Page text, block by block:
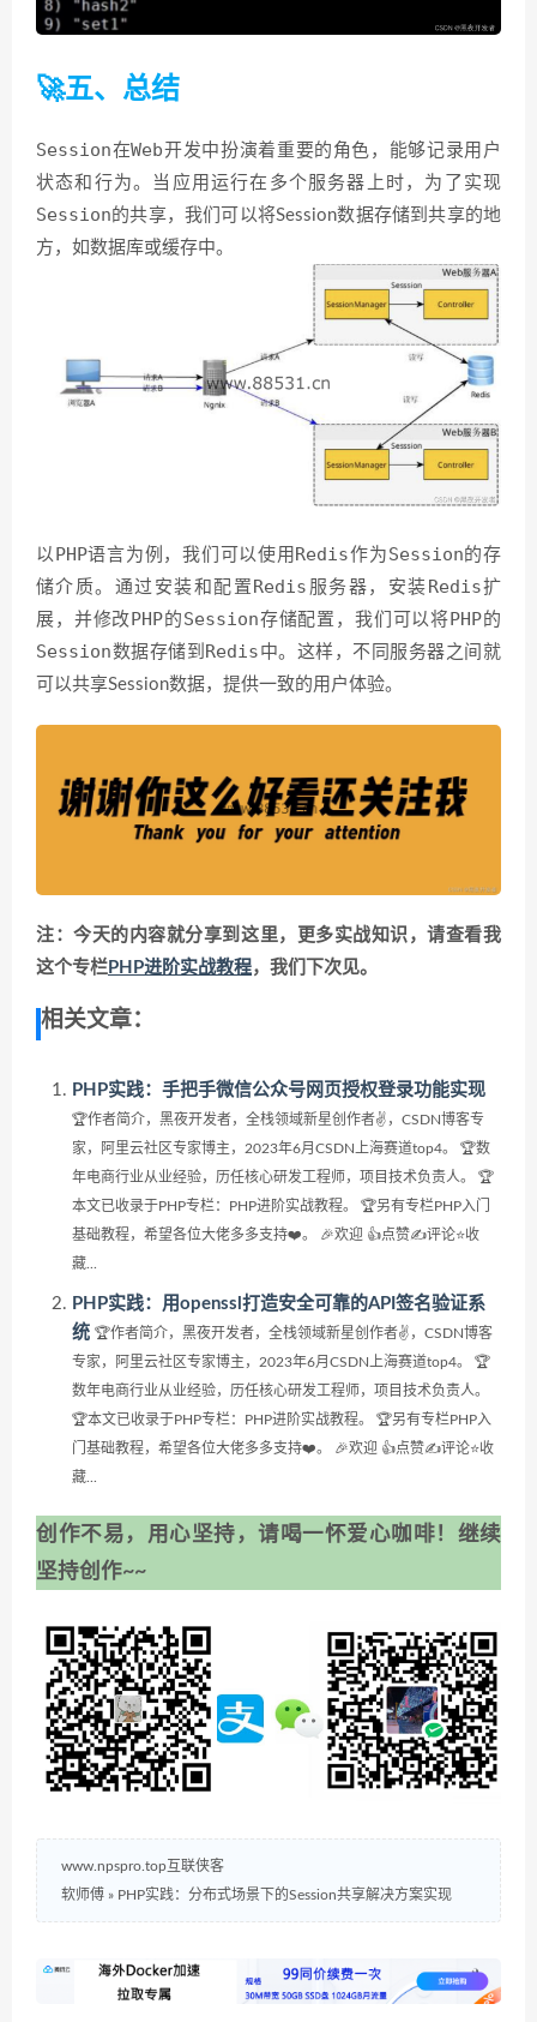
🚀五、总结
Session在Web开发中扮演着重要的角色，能够记录用户
状态和行为。当应用运行在多个服务器上时，为了实现
Session 的共享，我们可以将Session数据存储到共享的地
方，如数据库或缓存中。
以 PHP语言为例，我们可以使用 Redis作为 Session 的存
储介质。通过安装和配置 Redis 服务器，安装 Redis扩
展，并修改PHP 的 Session存储配置，我们可以将PHP 的
Session数据存储到 Redis 中。这样，不同服务器之间就
可以共享Session数据，提供一致的用户体验。
注：今天的内容就分享到这里，更多实战知识，请查看我
这个专栏 PHP进阶实战教程，我们下次见。
相关文章：
PHP实践：手把手微信公众号网页授权登录功能实现
🏆作者简介，黑夜开发者，全栈领域新星创作者✌，CSDN博客专
家，阿里云社区专家博主，2023年6月CSDN上海赛道top4。 🏆数
年电商行业从业经验，历任核心研发工程师，项目技术负责人。 🏆
本文已收录于PHP专栏：PHP进阶实战教程。 🏆另有专栏PHP入门
基础教程，希望各位大佬多多支持❤️。 🎉欢迎 👍点赞✍评论⭐收
藏...
PHP实践：用openssl打造安全可靠的API签名验证系
统 🏆作者简介，黑夜开发者，全栈领域新星创作者✌，CSDN博客
专家，阿里云社区专家博主，2023年6月CSDN上海赛道top4。 🏆
数年电商行业从业经验，历任核心研发工程师，项目技术负责人。
🏆本文已收录于PHP专栏：PHP进阶实战教程。 🏆另有专栏PHP入
门基础教程，希望各位大佬多多支持❤️。 🎉欢迎 👍点赞✍评论⭐收
藏...
创作不易，用心坚持，请喝一怀爱心咖啡！继续
坚持创作~~
www.npspro.top互联侠客
软师傅 » PHP实践：分布式场景下的Session共享解决方案实现